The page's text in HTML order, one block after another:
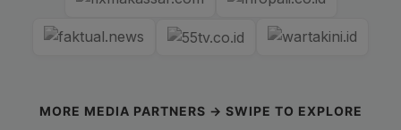
MORE MEDIA PARTNERS → SWIPE TO EXPLORE